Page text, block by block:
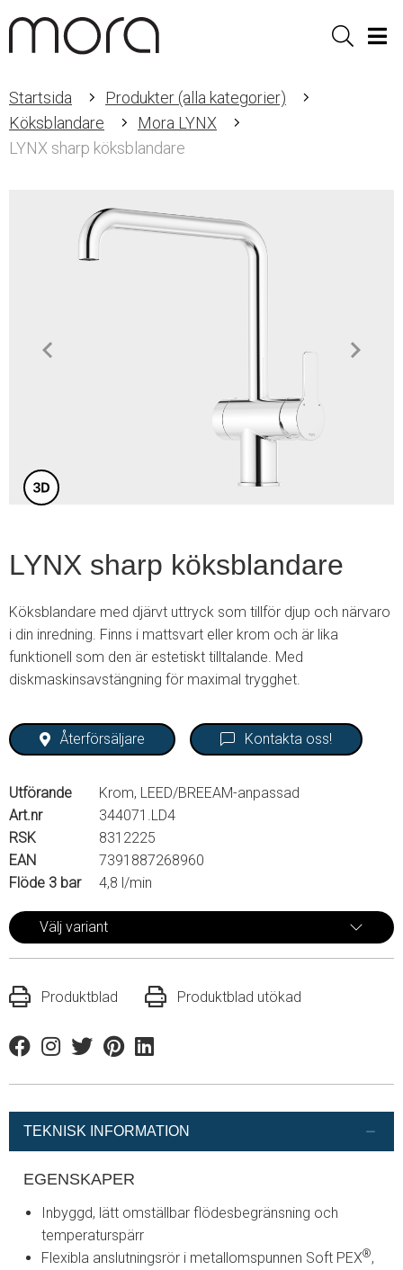
Sök
Startsida
Produkter (alla kategorier)
Köksblandare
Mora LYNX
LYNX sharp köksblandare
LYNX sharp köksblandare
Köksblandare med djärvt uttryck som tillför djup och närvaro
i din inredning. Finns i mattsvart eller krom och är lika
funktionell som den är estetiskt tilltalande. Med
diskmaskinsavstängning för maximal trygghet.
Återförsäljare Kontakta oss!
Utförande
Krom, LEED/BREEAM-anpassad
Art.nr
344071.LD4
RSK
8312225
EAN
7391887268960
Flöde 3 bar
4,8 l/min
Välj variant
Produktblad Produktblad utökad
FacebookInstagram
TwitterPinterestLinkedin
TEKNISK INFORMATION
EGENSKAPER
Inbyggd, lätt omställbar flödesbegränsning och
temperaturspärr
Flexibla anslutningsrör i metallomspunnen Soft PEX®,